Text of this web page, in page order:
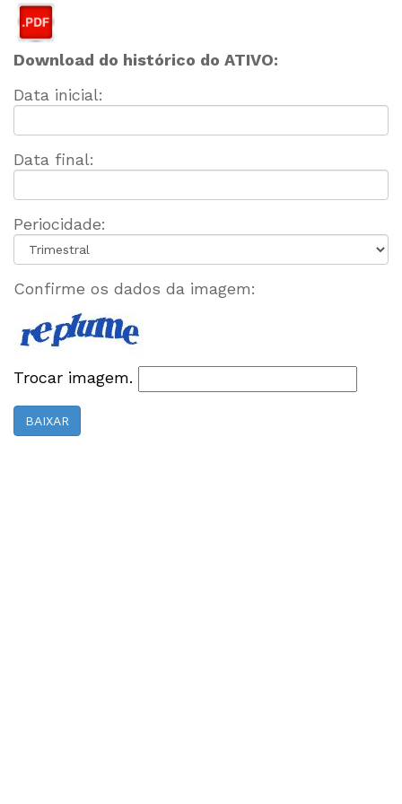
Download do histórico do ATIVO:
Data inicial:
Data final:
Periocidade:
Confirme os dados da imagem:
Trocar imagem.